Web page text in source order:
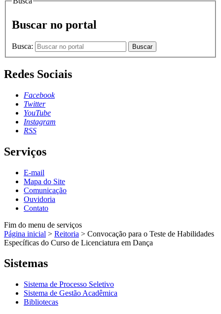
Buscar no portal
Busca: Buscar
Redes Sociais
Facebook
Twitter
YouTube
Instagram
RSS
Serviços
E-mail
Mapa do Site
Comunicação
Ouvidoria
Contato
Fim do menu de serviços
Página inicial > Reitoria > Convocação para o Teste de Habilidades
Específicas do Curso de Licenciatura em Dança
Sistemas
Sistema de Processo Seletivo
Sistema de Gestão Acadêmica
Bibliotecas